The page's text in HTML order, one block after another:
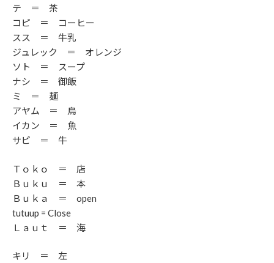
テ ＝ 茶
コピ ＝ コーヒー
スス ＝ 牛乳
ジュレック ＝ オレンジ
ソト ＝ スープ
ナシ ＝ 御飯
ミ ＝ 麺
アヤム ＝ 鳥
イカン ＝ 魚
サピ ＝ 牛
Ｔｏｋｏ ＝ 店
Ｂｕｋｕ ＝ 本
Ｂｕｋａ ＝ open
tutuup = Close
Ｌａｕｔ ＝ 海
キリ ＝ 左